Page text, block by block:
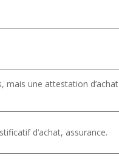
mais une attestation d’achat
d’achat, assurance.